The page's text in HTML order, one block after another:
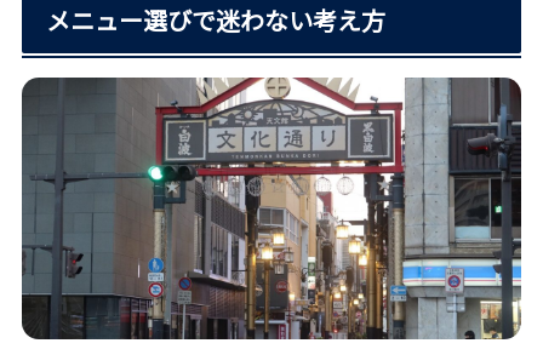
メニュー選びで迷わない考え方